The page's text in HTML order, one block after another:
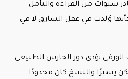
سنوات من القراءة والتأمل
وُلدت في عقل السارق لا في
يؤدي دور الحارس الطبيعي
يسيرًا والنسخ كان محدودًا